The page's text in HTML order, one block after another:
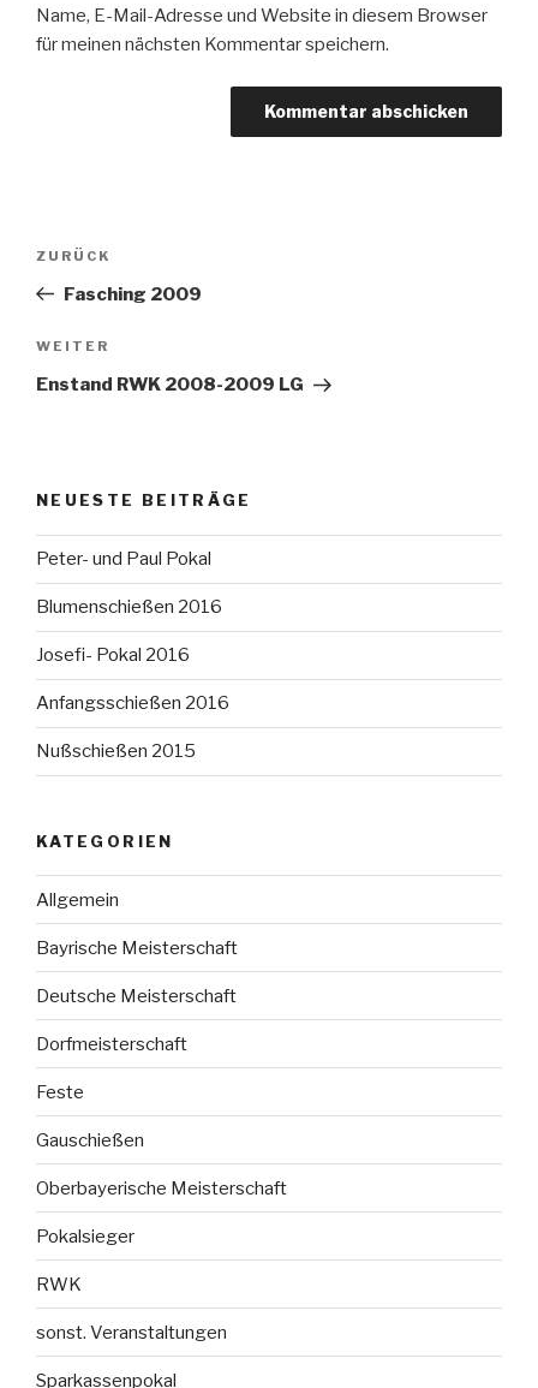
Name, E-Mail-Adresse und Website in diesem Browser
für meinen nächsten Kommentar speichern.
Beitragsnavigation
Vorheriger
Beitrag
ZURÜCK
Fasching 2009
Nächster
Beitrag
WEITER
Enstand RWK 2008-2009 LG
NEUESTE BEITRÄGE
Peter- und Paul Pokal
Blumenschießen 2016
Josefi- Pokal 2016
Anfangsschießen 2016
Nußschießen 2015
KATEGORIEN
Allgemein
Bayrische Meisterschaft
Deutsche Meisterschaft
Dorfmeisterschaft
Feste
Gauschießen
Oberbayerische Meisterschaft
Pokalsieger
RWK
sonst. Veranstaltungen
Sparkassenpokal